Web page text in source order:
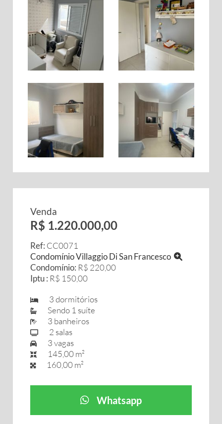
Venda
R$ 1.220.000,00
Ref: CC0071
Condomínio Villaggio Di San Francesco
Condomínio: R$ 220,00
Iptu : R$ 150,00
3 dormitórios
Sendo 1 suíte
3 banheiros
2 salas
3 vagas
145,00 m²
160,00 m²
Whatsapp